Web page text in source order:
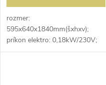
rozmer:
595x640x1840mm(šxhxv);
príkon elektro: 0,18kW/230V;
objem: 350 l; jednozónová;